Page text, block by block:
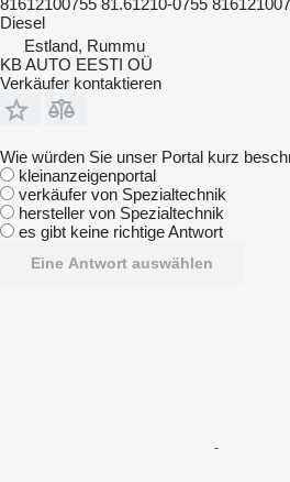
81612100755 81.61210-0755
Diesel
Estland, Rummu
KB AUTO EESTI OÜ
Verkäufer kontaktieren
Wie würden Sie unser Portal kurz
kleinanzeigenportal
verkäufer von Spezialtechnik
hersteller von Spezialtechnik
es gibt keine richtige Antwort
Eine Antwort auswählen